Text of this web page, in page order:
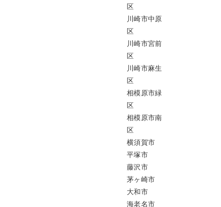
区
川崎市中原
区
川崎市宮前
区
川崎市麻生
区
相模原市緑
区
相模原市南
区
横須賀市
平塚市
藤沢市
茅ヶ崎市
大和市
海老名市